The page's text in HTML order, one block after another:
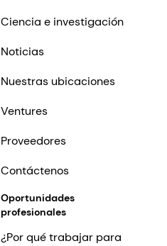
Ciencia e investigación
Noticias
Nuestras ubicaciones
Ventures
Proveedores
Contáctenos
Oportunidades
profesionales
¿Por qué trabajar para